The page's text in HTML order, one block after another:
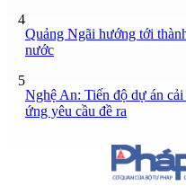
4
Quảng Ngãi hướng tới
nước
5
Nghệ An: Tiến độ dự án
ứng yêu cầu đề ra